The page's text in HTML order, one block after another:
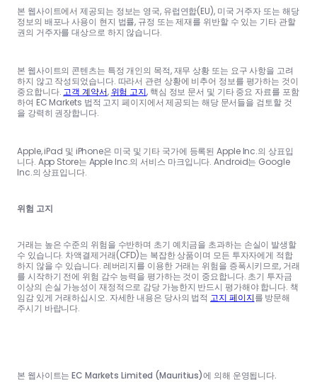
본 웹사이트에서 제공되는 정보는 영국, 유럽연합(EU), 미국 거주자 또는 해당
정보의 배포나 사용이 현지 법률, 규정 또는 제재를 위반할 수 있는 기타 관할
권의 거주자를 대상으로 하지 않습니다.
본 웹사이트의 콘텐츠는 특정 개인의 목적, 재무 상황 또는 요구 사항을 고려
하지 않고 작성되었습니다. 따라서 관련 상황에 비추어 정보를 평가하는 것이
중요합니다. 고객 계약서,위험 고지, 핵심 정보 문서 및 기타 중요 자료를 포함
하여 EC Markets 법적 고지 페이지에서 제공되는 해당 문서들을 검토할 것
을 강력히 권장합니다.
Apple, iPad 및 iPhone은 미국 및 기타 국가에 등록된 Apple Inc.의 상표입
니다. App Store는 Apple Inc.의 서비스 마크입니다. Android는 Google
Inc.의 상표입니다.
위험 고지
거래는 높은 수준의 위험을 수반하며 초기 예치금을 초과하는 손실이 발생할
수 있습니다. 차액결제거래(CFD)는 복잡한 상품이며 모든 투자자에게 적합
하지 않을 수 있습니다. 레버리지를 이용한 거래는 위험을 증폭시키므로, 거래
를 시작하기 전에 위험 감수 능력을 평가하는 것이 중요합니다. 초기 투자금
이상의 손실 가능성이 재정적으로 감당 가능한지 반드시 평가해야 합니다. 책
임감 있게 거래하십시오. 자세한 내용은 당사의 법적 고지 페이지를 방문해
주시기 바랍니다.
본 웹사이트는 EC Markets Limited (Mauritius)에 의해 운영됩니다.